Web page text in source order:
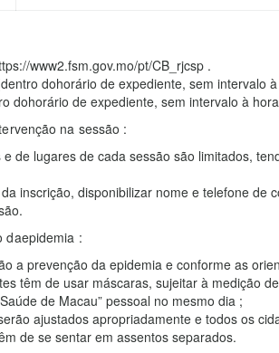
www2.fsm.gov.mo/pt/CB_rjcsp .
dohorário de expediente, sem intervalo
dohorário de expediente, sem intervalo à
na sessão :
de lugares de cada sessão são limitados,
inscrição, disponibilizar nome e telefone de
daepidemia :
a prevenção da epidemia e conforme as
têm de usar máscaras, sujeitar à medição
de Macau” pessoal no mesmo dia ;
ajustados apropriadamente e todos os
de se sentar em assentos separados.